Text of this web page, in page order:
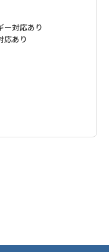
り、静けさの中でゆ
は余裕を持って参拝
です。
ー対応あり
応あり